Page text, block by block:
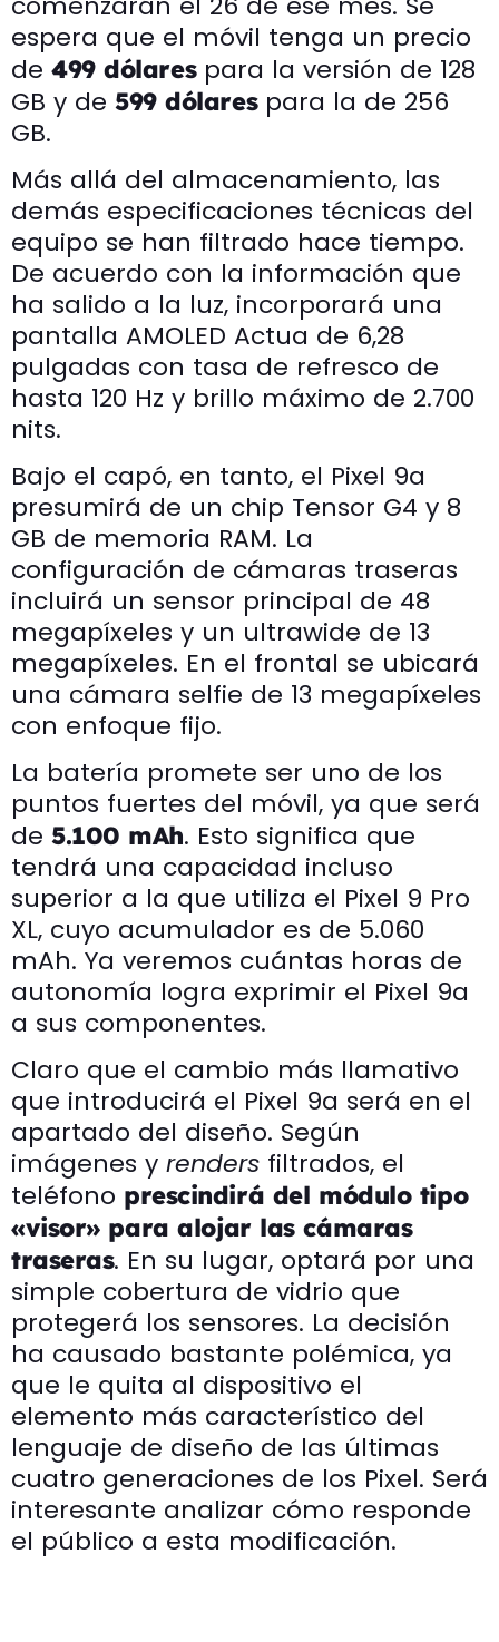
espera que el móvil tenga un precio
de 499 dólarespara la versión de 128
GB y de 599 dólarespara la de 256
GB.
Más allá del almacenamiento, las
demás especificaciones técnicas del
equipo se han filtrado hace tiempo.
De acuerdo con la información que
ha salido a la luz, incorporará una
pantalla AMOLED Actua de 6,28
pulgadas con tasa de refresco de
hasta 120 Hz y brillo máximo de 2.700
nits.
Bajo el capó, en tanto, el Pixel 9a
presumirá de un chip Tensor G4 y 8
GB de memoria RAM. La
configuración de cámaras traseras
incluirá un sensor principal de 48
megapíxeles y un ultrawide de 13
megapíxeles. En el frontal se ubicará
una cámara selfie de 13 megapíxeles
con enfoque fijo.
La batería promete ser uno de los
puntos fuertes del móvil, ya que será
de 5.100 mAh. Esto significa que
tendrá una capacidad incluso
superior a la que utiliza el Pixel 9 Pro
XL, cuyo acumulador es de 5.060
mAh. Ya veremos cuántas horas de
autonomía logra exprimir el Pixel 9a
a sus componentes.
Claro que el cambio más llamativo
que introducirá el Pixel 9a será en el
apartado del diseño. Según
imágenes y renders filtrados, el
teléfono prescindirá del módulo tipo
«visor» para alojar las cámaras
traseras. En su lugar, optará por una
simple cobertura de vidrio que
protegerá los sensores. La decisión
ha causado bastante polémica, ya
que le quita al dispositivo el
elemento más característico del
lenguaje de diseño de las últimas
cuatro generaciones de los Pixel. Será
interesante analizar cómo responde
el público a esta modificación.